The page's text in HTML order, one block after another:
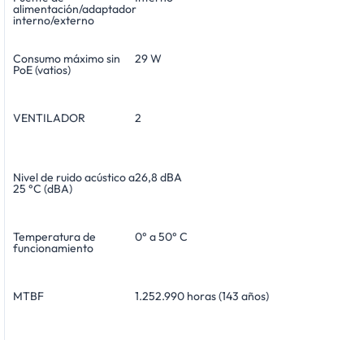
alimentación/adaptador
interno/externo
Consumo máximo sin
PoE (vatios)
29 W
VENTILADOR 2
Nivel de ruido acústico a
25 °C (dBA)
26,8 dBA
Temperatura de
funcionamiento
0° a 50° C
MTBF 1.252.990 horas (143 años)